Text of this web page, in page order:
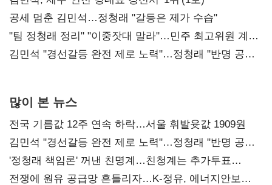
공세 멈춘 김민석…정청래 "갈등은 제가 수습"
"팀 정청래 정리" "이중잣대 말라"…민주 최고위원 계파
다툼 격화
김민석 "경선갈등 완전 제로 노력"…정청래 "반명 공세
많이 본 뉴스
전국 기름값 12주 연속 하락…서울 휘발윳값 1909원
김민석 "경선갈등 완전 제로 노력"…정청래 "반명 공세
사과부터"
'정청래 책임론' 꺼낸 친명계…친청계는 추가투표
때리기
전쟁에 원유 공급망 흔들리자…K-정유, 에너지안보